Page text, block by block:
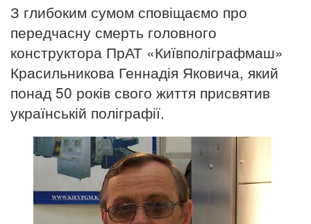
З глибоким сумом сповіщаємо про
передчасну смерть головного
конструктора ПрАТ «Київполіграфмаш»
Красильникова Геннадія Яковича, який
понад 50 років свого життя присвятив
українській поліграфії.